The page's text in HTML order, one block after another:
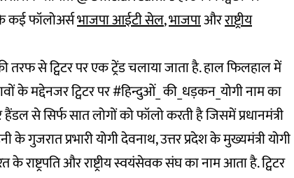
कई फॉलोअर्सभाजपा आईटी सेल,भाजपाऔरराष्ट्रीय
से ट्विटर पर एक ट्रेंड चलाया जाता है. हाल फिलहाल में
के मद्देनजर ट्विटर पर #हिन्दुओं_ की_धड़कन_योगी नाम का
हैंडल से सिर्फ सात लोगों को फॉलो करती है जिसमें प्रधानमंत्री
के गुजरात प्रभारी योगी देवनाथ, उत्तर प्रदेश के मुख्यमंत्री योगी
के राष्ट्रपति और राष्ट्रीय स्वयंसेवक संघ का नाम आता है. ट्विटर